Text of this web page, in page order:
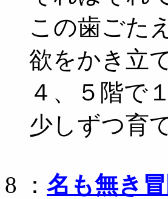
この歯ごた
欲をかき立
４、５階で
少しずつ育
8 ： 名も無き